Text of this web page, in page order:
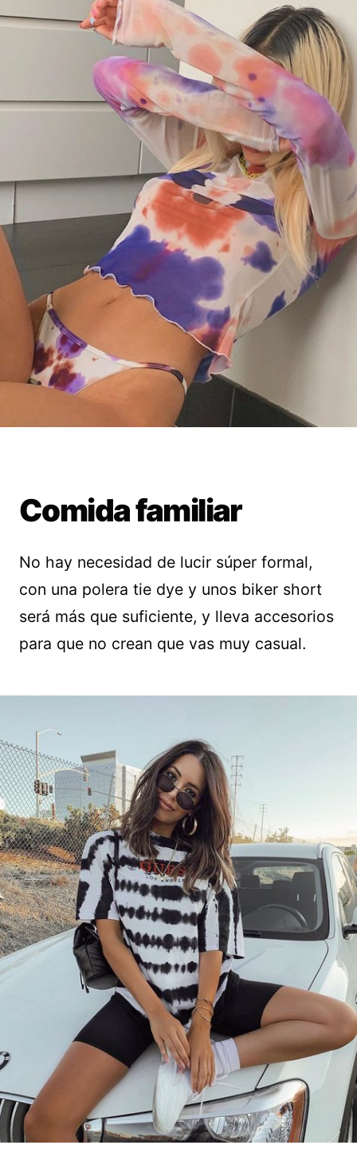
Comida familiar
No hay necesidad de lucir súper formal,
con una polera tie dye y unos biker short
será más que suficiente, y lleva accesorios
para que no crean que vas muy casual.